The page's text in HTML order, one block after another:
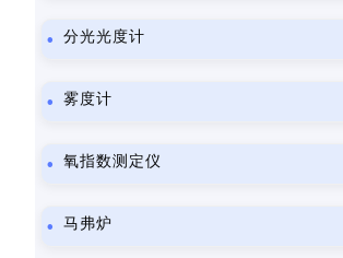
分光光度计
雾度计
氧指数测定仪
马弗炉